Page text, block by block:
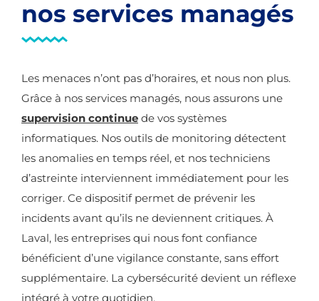
nos services managés
Les menaces n’ont pas d’horaires, et nous non plus.
Grâce à nos services managés, nous assurons une
supervision continue de vos systèmes
informatiques. Nos outils de monitoring détectent
les anomalies en temps réel, et nos techniciens
d’astreinte interviennent immédiatement pour les
corriger. Ce dispositif permet de prévenir les
incidents avant qu’ils ne deviennent critiques. À
Laval, les entreprises qui nous font confiance
bénéficient d’une vigilance constante, sans effort
supplémentaire. La cybersécurité devient un réflexe
intégré à votre quotidien.